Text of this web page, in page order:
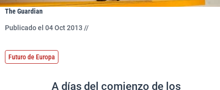
The Guardian
Publicado el 04 Oct 2013 //
Futuro de Europa
A días del comienzo de los